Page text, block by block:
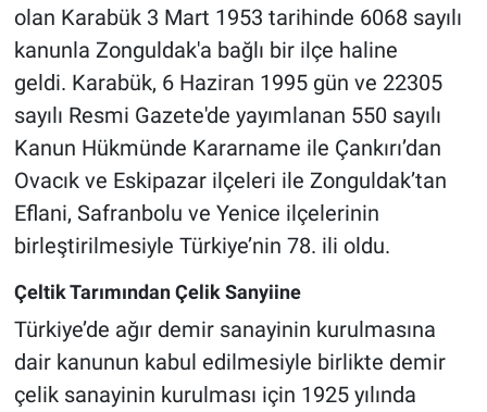
olan Karabük 3 Mart 1953 tarihinde 6068 sayılı
kanunla Zonguldak'a bağlı bir ilçe haline
geldi. Karabük, 6 Haziran 1995 gün ve 22305
sayılı Resmi Gazete'de yayımlanan 550 sayılı
Kanun Hükmünde Kararname ile Çankırı’dan
Ovacık ve Eskipazar ilçeleri ile Zonguldak’tan
Eflani, Safranbolu ve Yenice ilçelerinin
birleştirilmesiyle Türkiye’nin 78. ili oldu.
Çeltik Tarımından Çelik Sanyiine
Türkiye’de ağır demir sanayinin kurulmasına
dair kanunun kabul edilmesiyle birlikte demir
çelik sanayinin kurulması için 1925 yılında